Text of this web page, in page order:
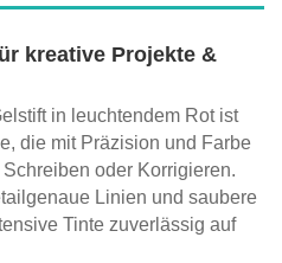
kreative Projekte &
in leuchtendem Rot ist
die mit Präzision und Farbe
oder Korrigieren.
Linien und saubere
Tinte zuverlässig auf